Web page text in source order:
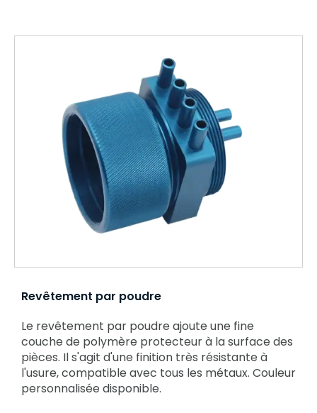
Revêtement par poudre
Le revêtement par poudre ajoute une fine
couche de polymère protecteur à la surface des
pièces. Il s'agit d'une finition très résistante à
l'usure, compatible avec tous les métaux. Couleur
personnalisée disponible.